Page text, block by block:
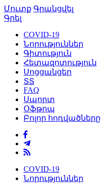
Մուտք Գրանցվել
Գրել
COVID-19
Նորություններ
Գիտություն
Հետազոտություն
Սոցցանցեր
ՏՏ
FAQ
Սպորտ
Օֆթոպ
Բոլոր հոդվածները
COVID-19
Նորություններ